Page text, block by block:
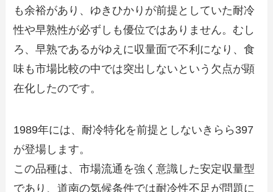
も余裕があり、ゆきひかりが前提としていた耐冷
性や早熟性が必ずしも優位ではありません。むし
ろ、早熟であるがゆえに収量面で不利になり、食
味も市場比較の中では突出しないという欠点が顕
在化したのです。
1989年には、耐冷特化を前提としないきらら397
が登場します。
この品種は、市場流通を強く意識した安定収量型
であり、道南の気候条件では耐冷性不足が問題に